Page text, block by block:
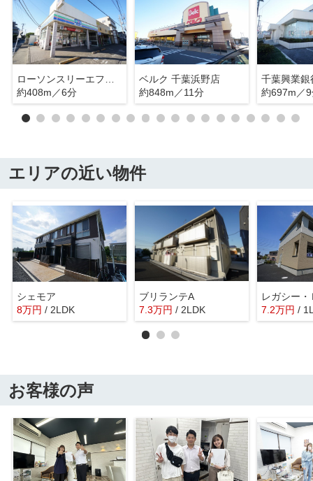
ローソンスリーエフ浜野駅前店
約408m／6分
ベルク 千葉浜野店
約848m／11分
千葉興業銀
約697m／
エリアの近い物件
シェモア
8万円 / 2LDK
ブリランテA
7.3万円 / 2LDK
レガシー・
7.2万円 /
お客様の声